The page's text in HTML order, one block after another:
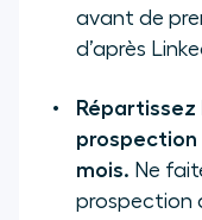
avant de
d’après
prospection
mois. Ne
prospection